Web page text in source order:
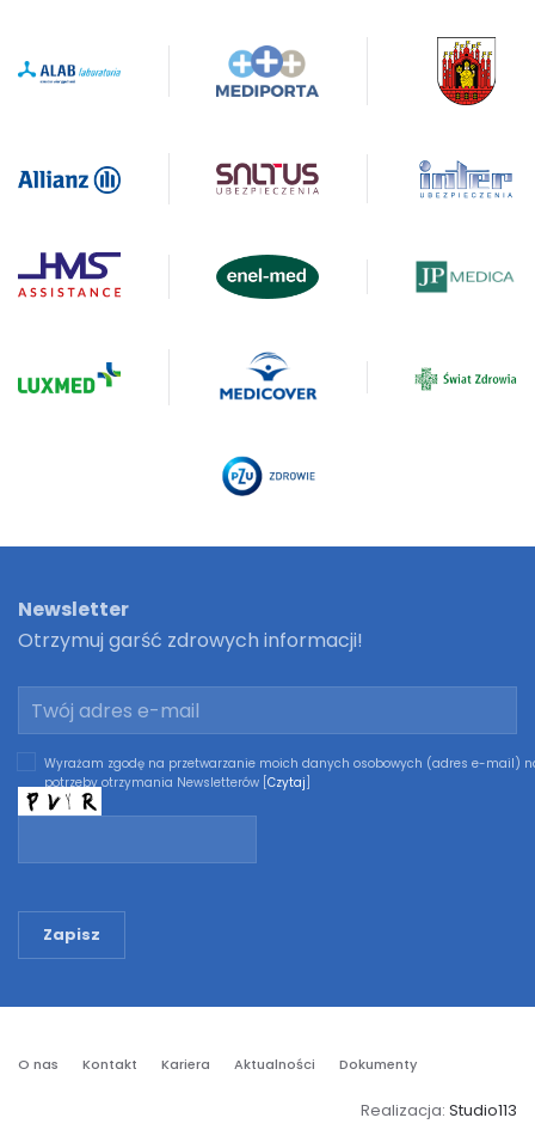
Newsletter
Otrzymuj garść zdrowych informacji!
Wyrażam zgodę na przetwarzanie moich danych osobowych (adres e-mail)
potrzeby otrzymania Newsletterów [ Czytaj
Zapisz
O nas Kontakt Kariera Aktualności Dokumenty
Realizacja: Studio113